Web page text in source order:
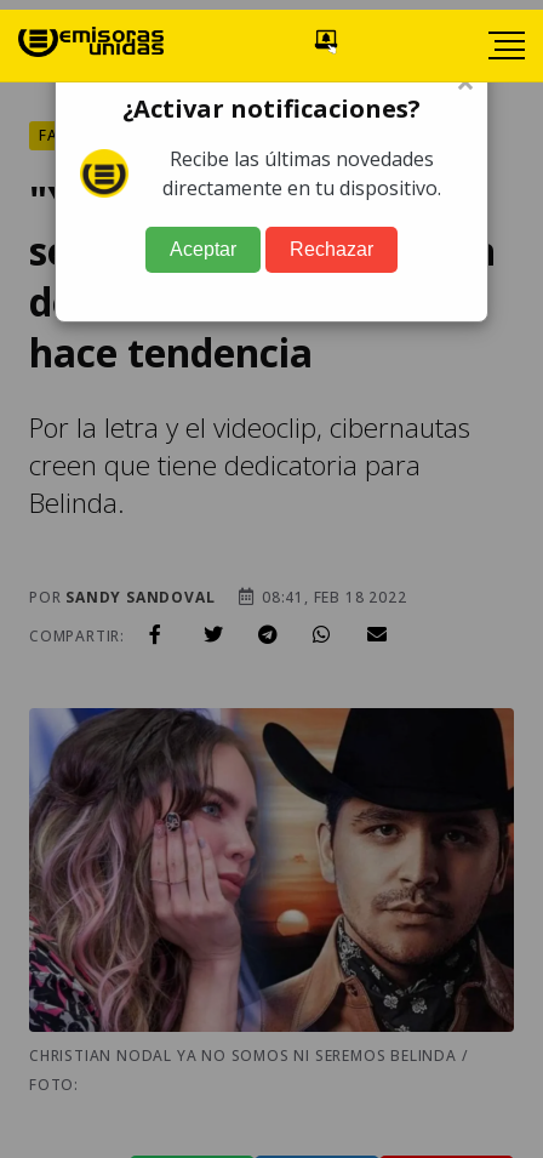
FARÁNDULA
"Ya no somos, ni
seremos", nueva canción
de Christian Nodal se
hace tendencia
Por la letra y el videoclip, cibernautas
creen que tiene dedicatoria para
Belinda.
POR SANDY SANDOVAL
08:41, FEB 18 2022
COMPARTIR:
CHRISTIAN NODAL YA NO SOMOS NI SEREMOS BELINDA /
FOTO:
×
¿Activar notificaciones?
Recibe las últimas novedades
directamente en tu dispositivo.
Aceptar Rechazar